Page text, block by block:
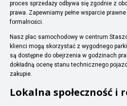
proces sprzedaży odbywa się zgodnie z
prawa. Zapewniamy pełne wsparcie
formalności.
Nasz plac samochodowy w centrum
klienci mogą skorzystać z wygodnego
są dostępne do obejrzenia w godzinach
dokładną ocenę stanu technicznego
zakupie.
Lokalna społeczność i